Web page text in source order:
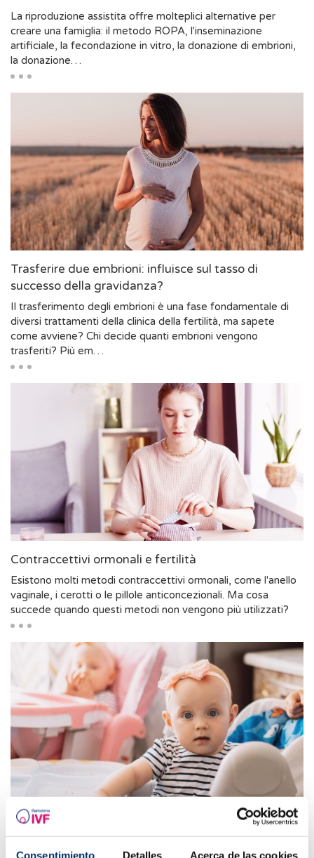
Consentimiento Detalles Acerca de las cookies
La riproduzione assistita offre molteplici alternative per
creare una famiglia: il metodo ROPA, l'inseminazione
artificiale, la fecondazione in vitro, la donazione di embrioni,
la donazione…
Trasferire due embrioni: influisce sul tasso di
successo della gravidanza?
Il trasferimento degli embrioni è una fase fondamentale di
diversi trattamenti della clinica della fertilità, ma sapete
come avviene? Chi decide quanti embrioni vengono
trasferiti? Più em…
Contraccettivi ormonali e fertilità
Esistono molti metodi contraccettivi ormonali, come l'anello
vaginale, i cerotti o le pillole anticoncezionali. Ma cosa
succede quando questi metodi non vengono più utilizzati?
Rapporto tra riproduzione assistita e gravidanza
gemellare